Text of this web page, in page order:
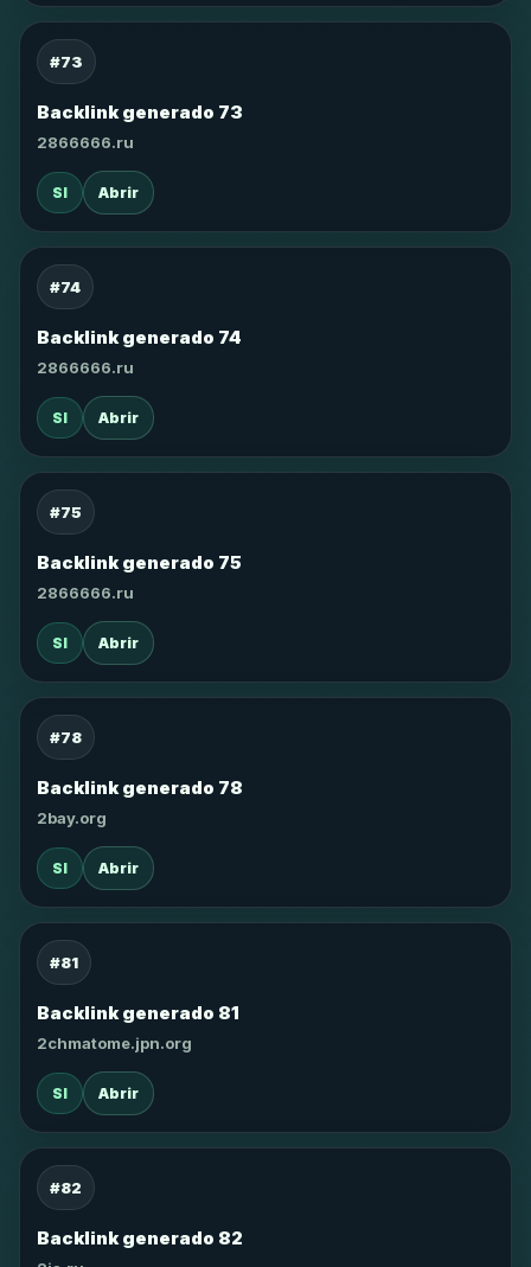
#73
Backlink generado 73
2866666.ru
SI Abrir
#74
Backlink generado 74
2866666.ru
SI Abrir
#75
Backlink generado 75
2866666.ru
SI Abrir
#78
Backlink generado 78
2bay.org
SI Abrir
#81
Backlink generado 81
2chmatome.jpn.org
SI Abrir
#82
Backlink generado 82